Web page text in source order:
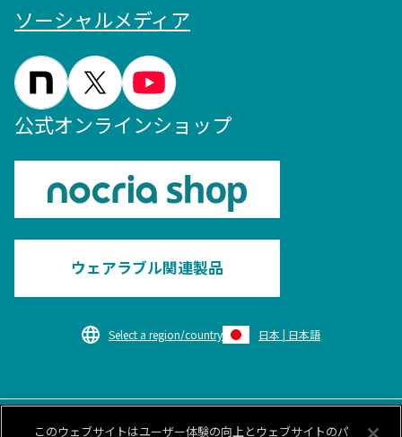
ソーシャルメディア
公式オンラインショップ
ウェアラブル関連製品
Select a region/country 日本 | 日本語
このサイトについて 個人情報保護ポリシー
このウェブサイトはユーザー体験の向上とウェブサイトのパ